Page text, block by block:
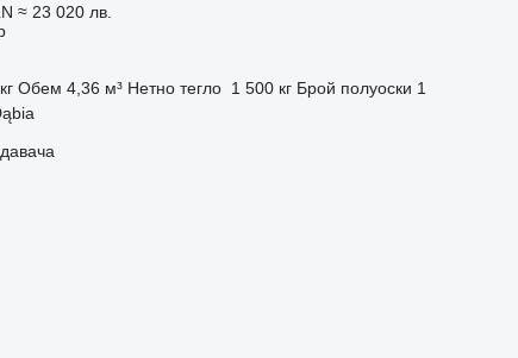
≈ 23 020 лв.
Обем 4,36 м³ Нетно тегло 1 500 кг Брой полуоски 1